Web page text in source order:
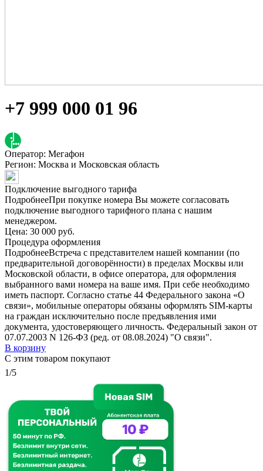
+7 999 000 01 96
Оператор: Мегафон
Регион: Москва и Московская область
Подключение выгодного тарифа
ПодробнееПри покупке номера Вы можете согласовать
подключение выгодного тарифного плана с нашим
менеджером.
Цена: 30 000 руб.
Процедура оформления
ПодробнееВстреча с представителем нашей компании (по
предварительной договорённости) в пределах Москвы или
Московской области, в офисе оператора, для оформления
выбранного вами номера на ваше имя. При себе необходимо
иметь паспорт. Согласно статье 44 Федерального закона «О
связи», мобильные операторы обязаны оформлять SIM-карты
на граждан исключительно после предъявления ими
документа, удостоверяющего личность. Федеральный закон от
07.07.2003 N 126-ФЗ (ред. от 08.08.2024) "О связи".
В корзину
С этим товаром покупают
1/5